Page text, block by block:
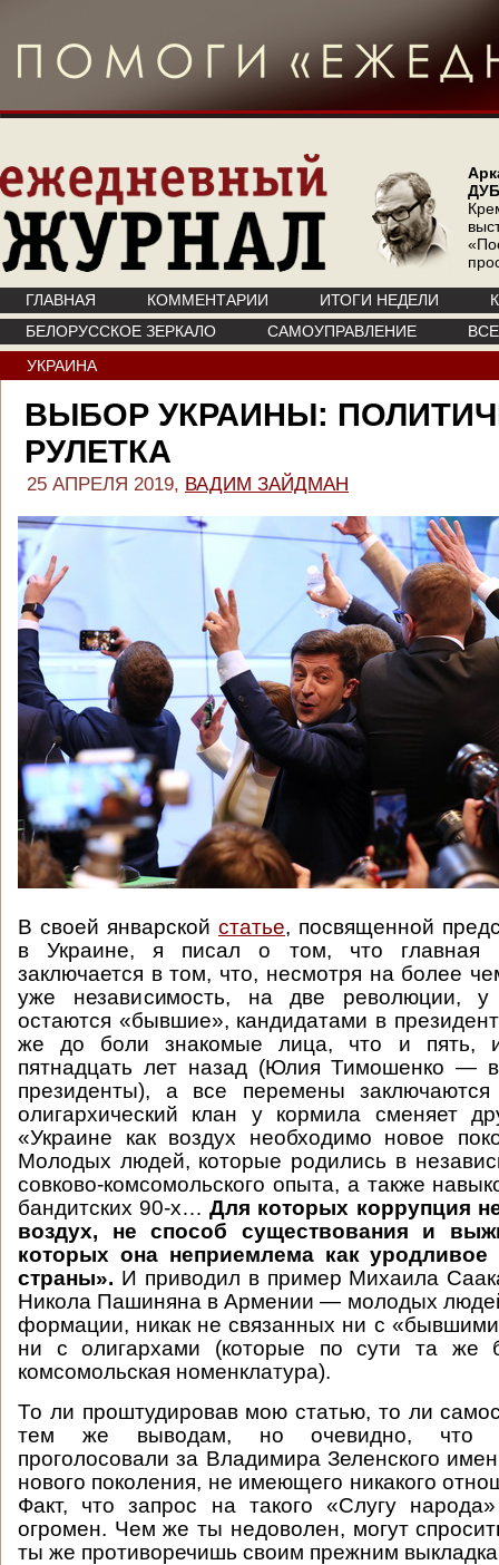
ГЛАВНАЯ КОММЕНТАРИИ ИТОГИ НЕДЕЛИ
БЕЛОРУССКОЕ ЗЕРКАЛО
САМОУПРАВЛЕНИЕ
УКРАИНА
ВЫБОР УКРАИНЫ:
РУЛЕТКА
25 АПРЕЛЯ 2019, ВАДИМ ЗАЙДМАН
В своей январской статье, посвященной
в Украине, я писал о том, что главная
заключается в том, что, несмотря на более
уже независимость, на две революции,
остаются «бывшие», кандидатами в
же до боли знакомые лица, что и пять,
пятнадцать лет назад (Юлия Тимошенко —
президенты), а все перемены
олигархический клан у кормила сменяет
«Украине как воздух необходимо новое
Молодых людей, которые родились в
совково-комсомольского опыта, а также
бандитских 90-х…Для которых коррупция
воздух, не способ существования и
которых она неприемлема как
страны». И приводил в пример Михаила
Никола Пашиняна в Армении — молодых
формации, никак не связанных ни с
ни с олигархами (которые по сути та же
комсомольская номенклатура).
То ли проштудировав мою статью, то ли
тем же выводам, но очевидно, что
проголосовали за Владимира Зеленского
нового поколения, не имеющего никакого
Факт, что запрос на такого «Слугу
огромен. Чем же ты недоволен, могут
ты же противоречишь своим прежним